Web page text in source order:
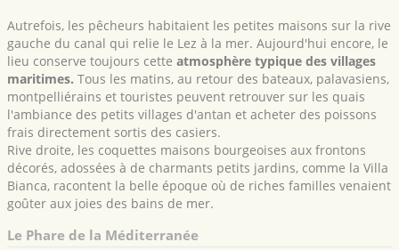
Autrefois, les pêcheurs habitaient les petites maisons sur la rive
gauche du canal qui relie le Lez à la mer. Aujourd'hui encore, le
lieu conserve toujours cette atmosphère typique des villages
maritimes. Tous les matins, au retour des bateaux, palavasiens,
montpelliérains et touristes peuvent retrouver sur les quais
l'ambiance des petits villages d'antan et acheter des poissons
frais directement sortis des casiers.
Rive droite, les coquettes maisons bourgeoises aux frontons
décorés, adossées à de charmants petits jardins, comme la Villa
Bianca, racontent la belle époque où de riches familles venaient
goûter aux joies des bains de mer.
Le Phare de la Méditerranée